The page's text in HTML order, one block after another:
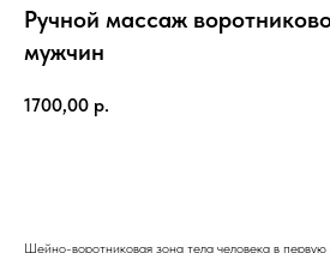
Ручной массаж
мужчин
1700,00 р.
Шейно-воротниковая зона тела человека в